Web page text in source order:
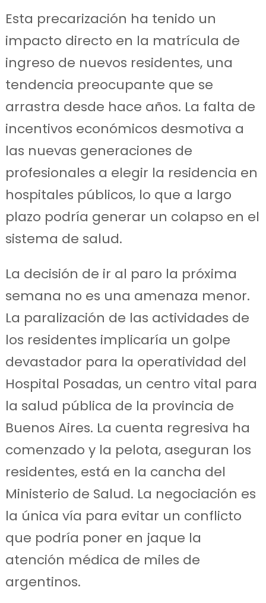
Esta precarización ha tenido un
impacto directo en la matrícula de
ingreso de nuevos residentes, una
tendencia preocupante que se
arrastra desde hace años. La falta de
incentivos económicos desmotiva a
las nuevas generaciones de
profesionales a elegir la residencia en
hospitales públicos, lo que a largo
plazo podría generar un colapso en el
sistema de salud.
La decisión de ir al paro la próxima
semana no es una amenaza menor.
La paralización de las actividades de
los residentes implicaría un golpe
devastador para la operatividad del
Hospital Posadas, un centro vital para
la salud pública de la provincia de
Buenos Aires. La cuenta regresiva ha
comenzado y la pelota, aseguran los
residentes, está en la cancha del
Ministerio de Salud. La negociación es
la única vía para evitar un conflicto
que podría poner en jaque la
atención médica de miles de
argentinos.